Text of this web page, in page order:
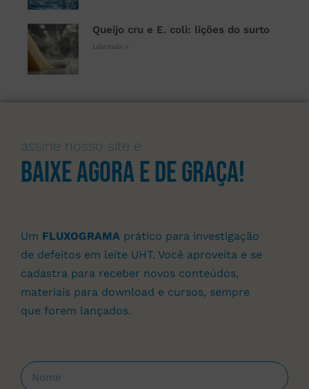
Queijo cru e E. coli: lições do surto
Leia mais »
assine nosso site e
Baixe agora e de graça!
Um FLUXOGRAMA prático para investigação
de defeitos em leite UHT. Você aproveita e se
cadastra para receber novos conteúdos,
materiais para download e cursos, sempre
que forem lançados.